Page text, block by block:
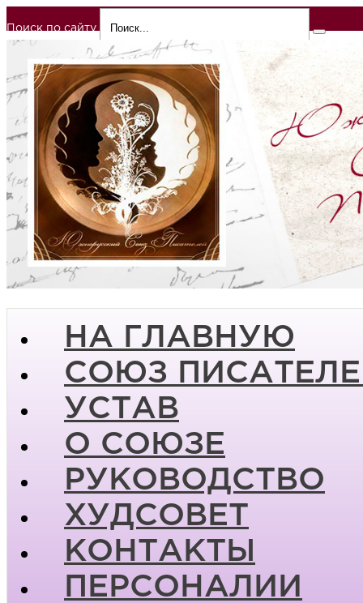
Поиск по сайту
НА ГЛАВНУЮ
СОЮЗ
УСТАВ
О СОЮЗЕ
РУКОВОДСТВО
ХУДСОВЕТ
КОНТАКТЫ
ПЕРСОНАЛИИ